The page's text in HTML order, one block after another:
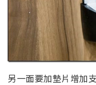
另一面要加墊片增加